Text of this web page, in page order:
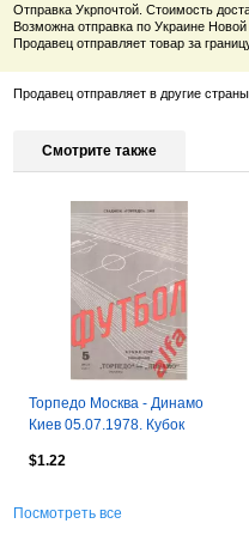
Отправка Укрпочтой. Стоимость
Возможна отправка по Украине
Продавец отправляет товар за
Продавец отправляет в другие страны
Смотрите также
Торпедо Москва - Динамо
Киев 05.07.1978. Кубок
$1.22
Посмотреть все